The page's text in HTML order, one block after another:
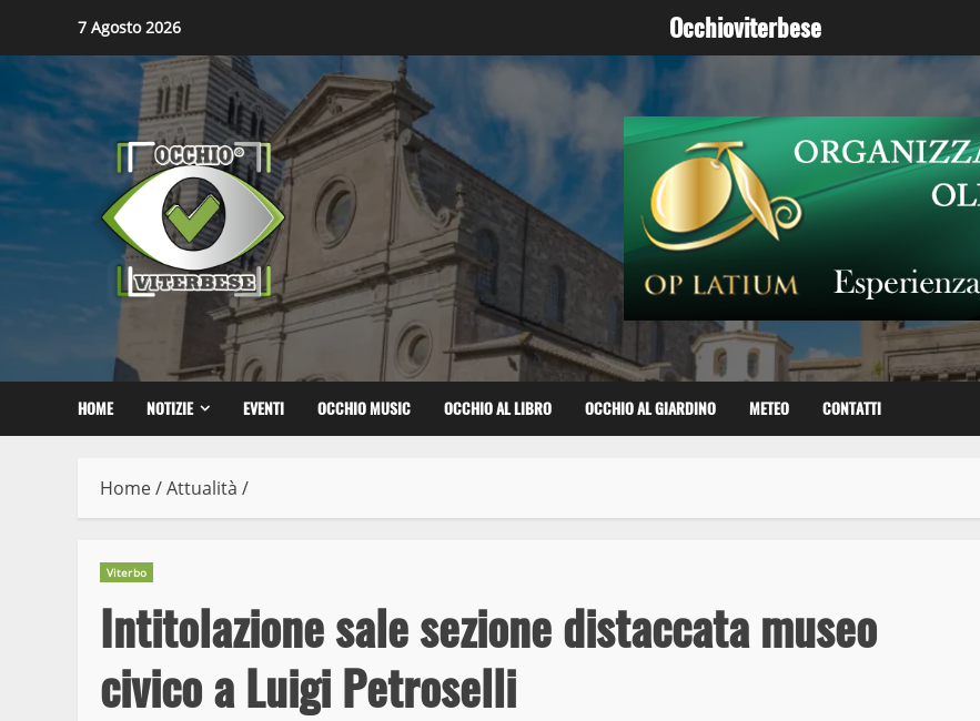
content
7 Agosto 2026 Occhioviterbese
HOME NOTIZIE EVENTI OCCHIO MUSIC OCCHIO AL LIBRO OCCHIO AL GIARDINO METEO CONTATTI
Home/Attualità /
Viterbo
Intitolazione sale sezione distaccata museo
civico a Luigi Petroselli